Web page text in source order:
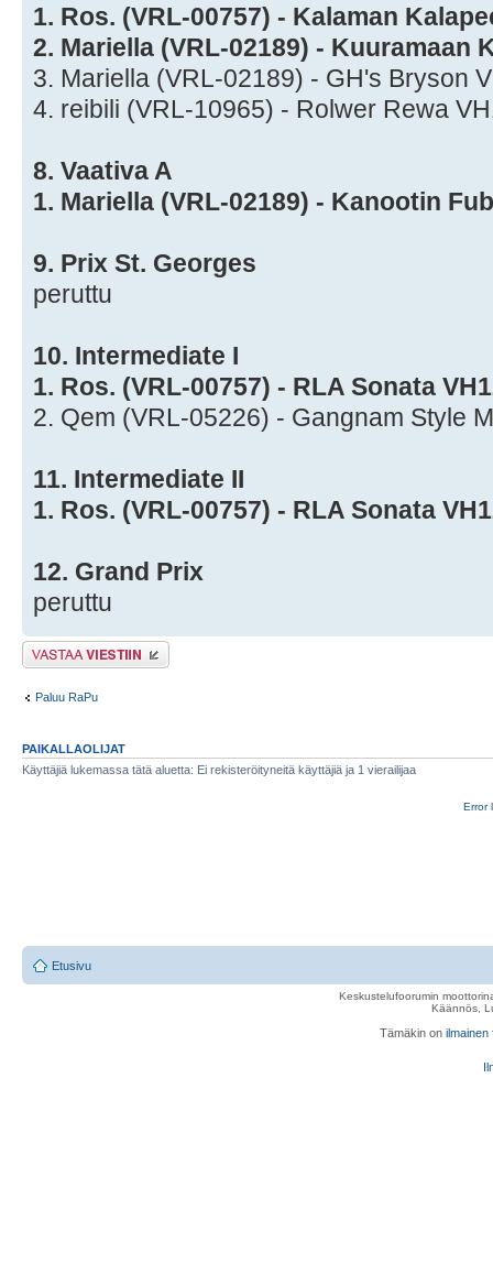
1. Ros. (VRL-00757) - Kalaman
2. Mariella (VRL-02189) - Kuuramaan
3. Mariella (VRL-02189) - GH's Bryson
4. reibili (VRL-10965) - Rolwer Rewa
8. Vaativa A
1. Mariella (VRL-02189) - Kanootin
9. Prix St. Georges
peruttu
10. Intermediate I
1. Ros. (VRL-00757) - RLA Sonata
2. Qem (VRL-05226) - Gangnam Style
11. Intermediate II
1. Ros. (VRL-00757) - RLA Sonata
12. Grand Prix
peruttu
Lähetä vastaus
Paluu RaPu
PAIKALLAOLIJAT
Käyttäjiä lukemassa tätä aluetta: Ei rekisteröityneitä käyttäjiä ja 1 vierailijaa
Error
Etusivu
Keskustelufoorumin
Käännös,
Tämäkin on ilmainen